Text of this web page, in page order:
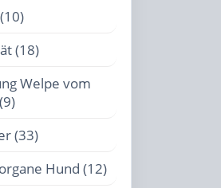
(18)
Welpe vom
(33)
Hund (12)